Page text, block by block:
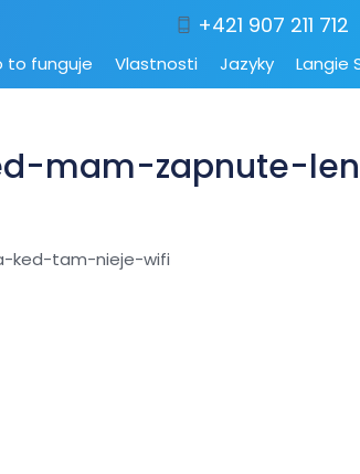
+421 907 211 712
to funguje Vlastnosti Jazyky Langie
mam-zapnute-
ked-tam-nieje-wifi